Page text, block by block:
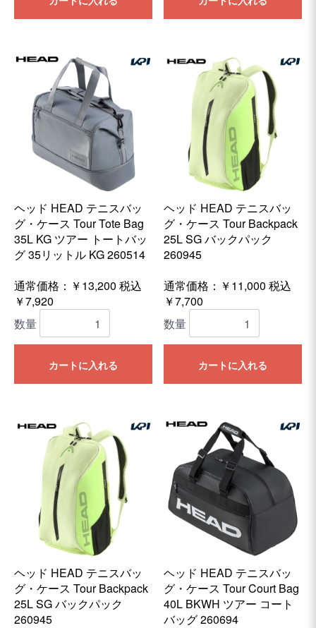
ヘッド HEAD テニスバッ
グ・ケース Tour Tote Bag
35L KG ツアー トートバッ
グ 35リットル KG 260514
通常価格：￥13,200 税込
￥7,920
数量
カートに入れる
ヘッド HEAD テニスバッ
グ・ケース Tour Backpack
25L SG バックパック
260945
通常価格：￥11,000 税込
￥7,700
数量
カートに入れる
ヘッド HEAD テニスバッ
グ・ケース Tour Backpack
25L SG バックパック
260945
ヘッド HEAD テニスバッ
グ・ケース Tour Court Bag
40L BKWH ツアー コート
バッグ 260694